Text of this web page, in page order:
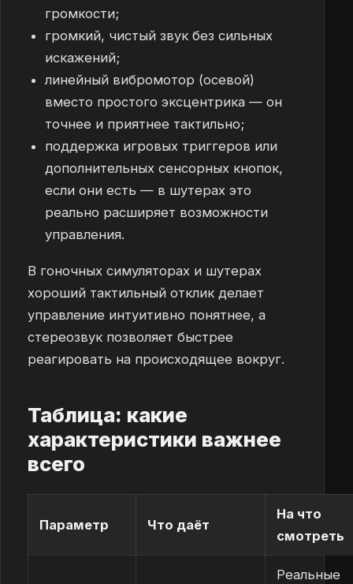
громкости;
громкий, чистый звук без сильных
искажений;
линейный вибромотор (осевой)
вместо простого эксцентрика — он
точнее и приятнее тактильно;
поддержка игровых триггеров или
дополнительных сенсорных кнопок,
если они есть — в шутерах это
реально расширяет возможности
управления.
В гоночных симуляторах и шутерах
хороший тактильный отклик делает
управление интуитивно понятнее, а
стереозвук позволяет быстрее
реагировать на происходящее вокруг.
Таблица: какие
характеристики важнее
всего
Параметр Что даёт
На что
смотреть
Реальные